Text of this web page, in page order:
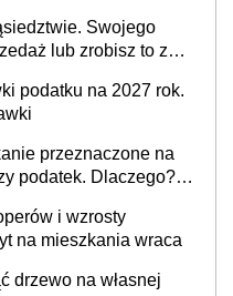
Swojego
lub zrobisz to ze
podatku na 2027 rok.
przeznaczone na
podatek. Dlaczego?
i wzrosty
na mieszkania wraca
drzewo na własnej